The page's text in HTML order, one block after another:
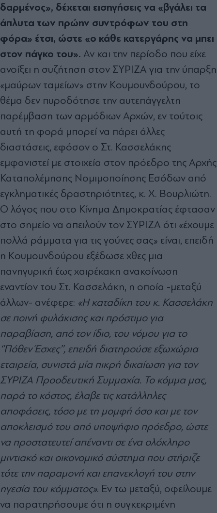
δαρµένος», δέχεται εισηγήσεις να «βγάλει τα
άπλυτα των πρώην συντρόφων του στη
φόρα» έτσι, ώστε «ο κάθε κατεργάρης να µπει
στον πάγκο του». Αν και την περίοδο που είχε
ανοίξει η συζήτηση στον ΣΥΡΙΖΑ για την ύπαρξη
«µαύρων ταµείων» στην Κουµουνδούρου, το
θέµα δεν πυροδότησε την αυτεπάγγελτη
παρέµβαση των αρµόδιων Αρχών, εν τούτοις
αυτή τη φορά µπορεί να πάρει άλλες
διαστάσεις, εφόσον ο Στ. Κασσελάκης
εµφανιστεί µε στοιχεία στον πρόεδρο της Αρχής
Καταπολέµησης Νοµιµοποίησης Εσόδων από
εγκληµατικές δραστηριότητες, κ. Χ. Βουρλιώτη.
Ο λόγος που στο Κίνηµα ∆ηµοκρατίας έφτασαν
στο σηµείο να απειλούν τον ΣΥΡΙΖΑ ότι «έχουµε
πολλά ράµµατα για τις γούνες σας» είναι, επειδή
η Κουµουνδούρου εξέδωσε χθες µια
πανηγυρική έως χαιρέκακη ανακοίνωση
εναντίον του Στ. Κασσελάκη, η οποία -µεταξύ
άλλων- ανέφερε: «Η καταδίκη του κ. Κασσελάκη
σε ποινή φυλάκισης και πρόστιµο για
παραβίαση, από τον ίδιο, του νόµου για το
‘’Πόθεν Έσχες’’, επειδή διατηρούσε εξωχώρια
εταιρεία, συνιστά µία πικρή δικαίωση για τον
ΣΥΡΙΖΑ Προοδευτική Συµµαχία. Το κόµµα µας,
παρά το κόστος, έλαβε τις κατάλληλες
αποφάσεις, τόσο µε τη µοµφή όσο και µε τον
αποκλεισµό του από υποψήφιο πρόεδρο, ώστε
να προστατευτεί απέναντι σε ένα ολόκληρο
µιντιακό και οικονοµικό σύστηµα που στήριζε
τότε την παραµονή και επανεκλογή του στην
ηγεσία του κόµµατος». Εν τω µεταξύ, οφείλουµε
να παρατηρήσουµε ότι η συγκεκριµένη